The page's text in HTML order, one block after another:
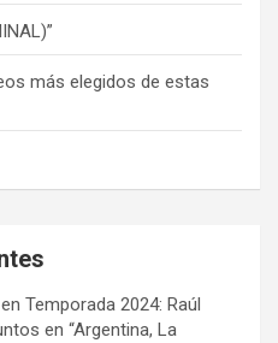
más elegidos de estas
en Temporada 2024: Raúl
en “Argentina, La